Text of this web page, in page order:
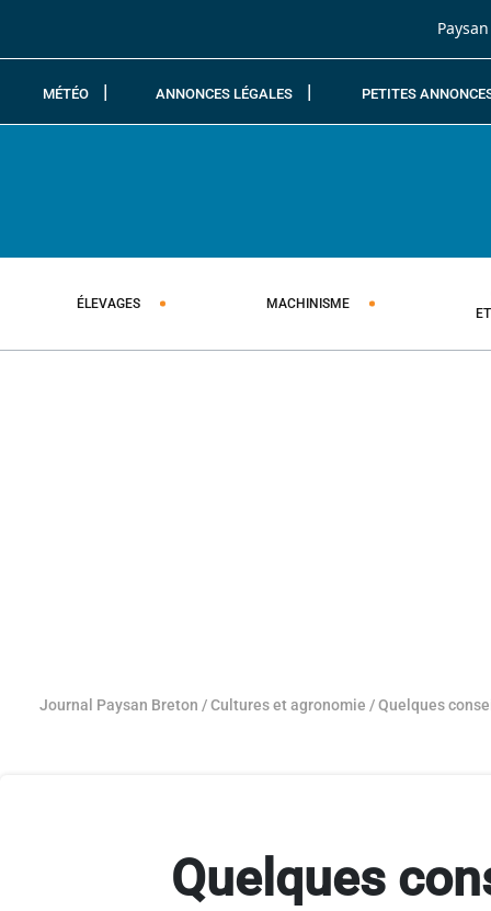
MÉTÉO ANNONCES LÉGALES PETITES
ÉLEVAGES MACHINISME
Journal Paysan Breton /Cultures et agronomie /Quelques
Quelques